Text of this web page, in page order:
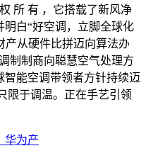
所 有 ，它搭载了新风净
白“好空调，立脚全球化
产从硬件比拼迈向算法办
制制商向聪慧空气处理方
能空调带领者方针持续迈
限于调温。正在手艺引领
华为产